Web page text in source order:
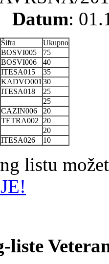
Datum:
Šifra
Ukupno
BOSVI005
75
BOSVI006
40
ITESA015
35
KADVO001 30
ITESA018
25
25
CAZIN006
20
TETRA002
20
20
ITESA026 10
listu
liste